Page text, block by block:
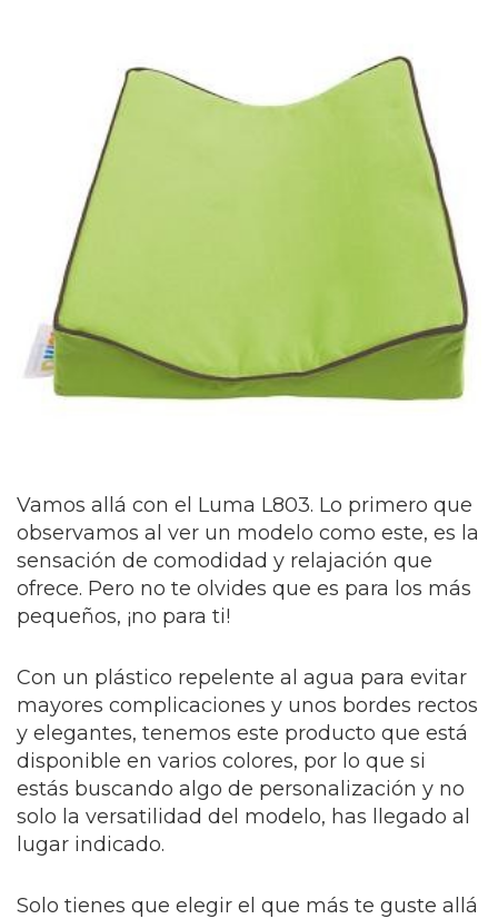
Vamos allá con el Luma L803. Lo primero que
observamos al ver un modelo como este, es la
sensación de comodidad y relajación que
ofrece. Pero no te olvides que es para los más
pequeños, ¡no para ti!
Con un plástico repelente al agua para evitar
mayores complicaciones y unos bordes rectos
y elegantes, tenemos este producto que está
disponible en varios colores, por lo que si
estás buscando algo de personalización y no
solo la versatilidad del modelo, has llegado al
lugar indicado.
Solo tienes que elegir el que más te guste allá